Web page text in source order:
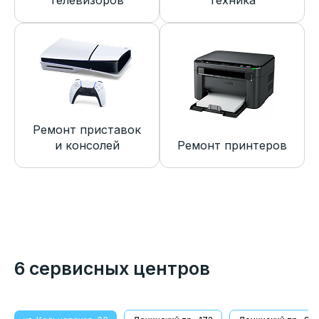
Ремонт приставок
и консолей
Ремонт принтеров
6 сервисных центров